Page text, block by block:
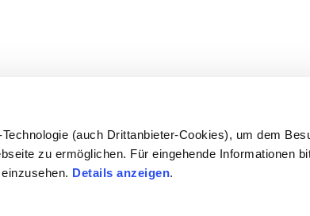
(auch Drittanbieter-Cookies), um dem
zu ermöglichen. Für eingehende Informationen
Details anzeigen.